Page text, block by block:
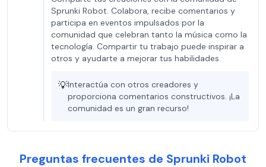
Sprunki Robot. Colabora, recibe comentarios y
participa en eventos impulsados por la
comunidad que celebran tanto la música como la
tecnología. Compartir tu trabajo puede inspirar a
otros y ayudarte a mejorar tus habilidades.
💡Interactúa con otros creadores y
proporciona comentarios constructivos. ¡La
comunidad es un gran recurso!
Preguntas frecuentes de Sprunki Robot